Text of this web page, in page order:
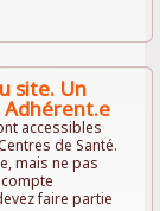
site. Un
Adhérent.e
accessibles
de Santé.
mais ne pas
faire partie